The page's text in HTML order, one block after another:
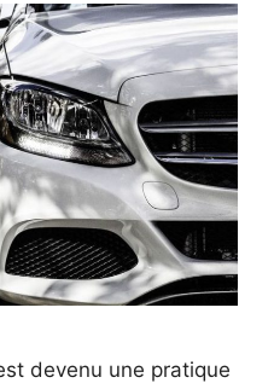
devenu une pratique